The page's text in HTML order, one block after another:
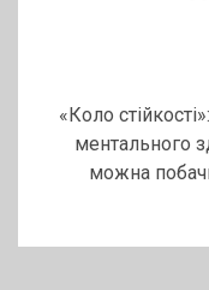
«Коло
ментального
можна